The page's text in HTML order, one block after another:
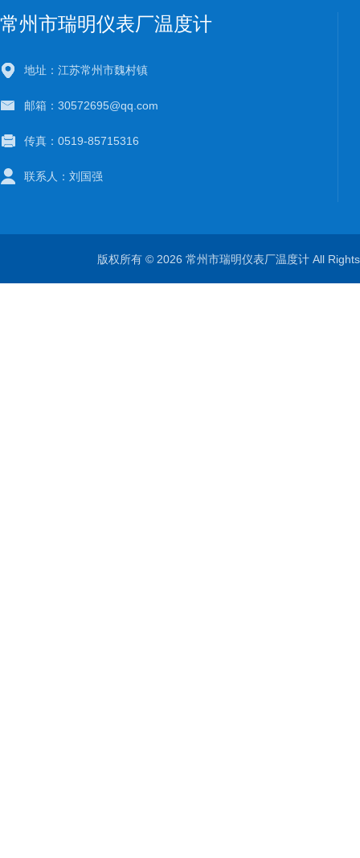
常州市瑞明仪表厂温度计
地址：江苏常州市魏村镇
邮箱：30572695@qq.com
传真：0519-85715316
联系人：刘国强
版权所有 © 2026 常州市瑞明仪表厂温度计 All